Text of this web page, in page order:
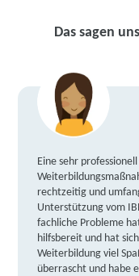
Das sagen
Eine sehr
rechtzeitig und
Unterstützung vom
fachliche Probleme
hilfsbereit und hat
Weiterbildung viel
überrascht und habe